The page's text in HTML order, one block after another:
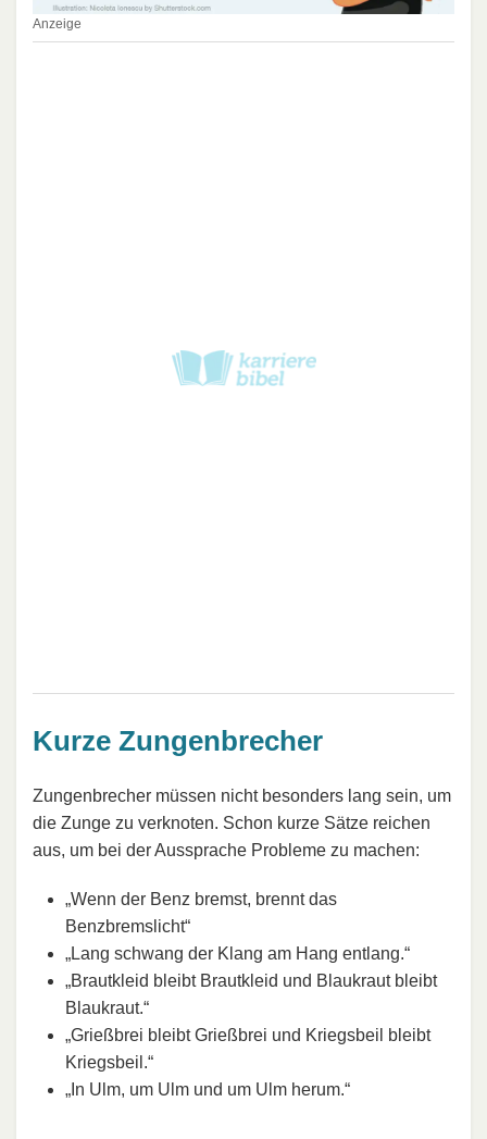
Anzeige
Kurze Zungenbrecher
Zungenbrecher müssen nicht besonders lang sein, um
die Zunge zu verknoten. Schon kurze Sätze reichen
aus, um bei der Aussprache Probleme zu machen:
„Wenn der Benz bremst, brennt das
Benzbremslicht“
„Lang schwang der Klang am Hang entlang.“
„Brautkleid bleibt Brautkleid und Blaukraut bleibt
Blaukraut.“
„Grießbrei bleibt Grießbrei und Kriegsbeil bleibt
Kriegsbeil.“
„In Ulm, um Ulm und um Ulm herum.“